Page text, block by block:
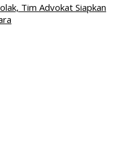
Tim Advokat Siapkan